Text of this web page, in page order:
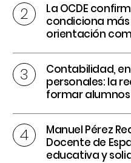
La OCDE
condiciona
orientación
Contabilidad,
personales: la
formar
Manuel Pérez
Docente de
educativa y